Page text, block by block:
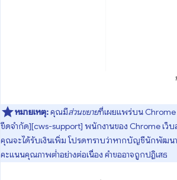
หมายเหตุ:คุณมีส่วนขยายที่เผยแพร่บน Chrome
ขีดจำกัด][cws-support] พนักงานของ Chrome เ
คุณจะได้รับเงินเพิ่ม โปรดทราบว่าหากบัญชีนักพัฒน
คะแนนคุณภาพต่ำอย่างต่อเนื่อง คำขออาจถูกปฏิเสธ